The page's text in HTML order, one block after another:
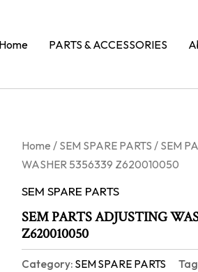
Home PARTS & ACCESSORIES
Home / SEM SPARE PARTS / SEM
WASHER 5356339 Z620010050
SEM SPARE PARTS
SEM PARTS ADJUSTING
Z620010050
Category: SEM SPARE PARTS